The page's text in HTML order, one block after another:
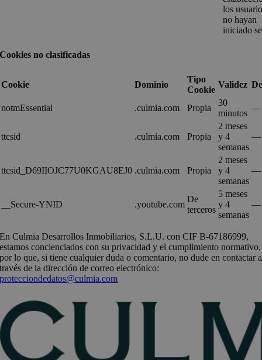
los
no hayan
iniciado
Cookies no clasificadas
Cookie Dominio
Tipo
Cookie
Validez
notmEssential .culmia.com Propia
30
minutos
—
ttcsid .culmia.com Propia
2 meses
y 4
semanas
—
ttcsid_D69IIOJC77U0KGAU8EJ0 .culmia.com Propia
2 meses
y 4
semanas
—
__Secure-YNID .youtube.com
De
terceros
5 meses
y 4
semanas
—
En Culmia Desarrollos Inmobiliarios, S.L.U. con CIF B-67186999,
estamos concienciados con su privacidad y el cumplimiento normativo,
por lo que, si tiene cualquier duda o comentario, no dude en contactar a
través de la dirección de correo electrónico:
protecciondedatos@culmia.com